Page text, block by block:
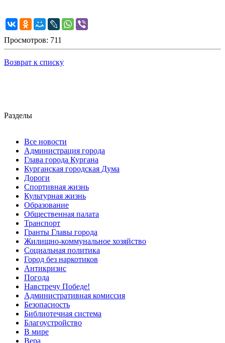
Просмотров: 711
Возврат к списку
Разделы
Все новости
Администрация города
Глава города Кургана
Курганская городская Дума
Дороги
Спортивная жизнь
Культурная жизнь
Образование
Общественная палата
Транспорт
Гранты Главы города
Жилищно-коммунальное хозяйство
Социальная политика
Город без наркотиков
Антикризис
Погода
Навстречу Победе!
Административная комиссия
Безопасность
Библиотечная система
Благоустройство
В мире
Вера